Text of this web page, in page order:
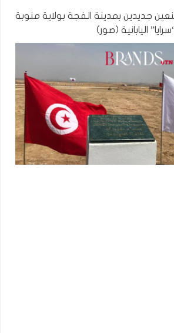
جديدين بمدينة الفجة بولاية منوبة
اليابانية (صور)